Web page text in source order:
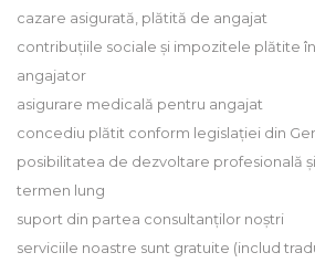
cazare asigurată, plătită de angajat
contribuțiile sociale și impozitele plătite
angajator
asigurare medicală pentru angajat
concediu plătit conform legislației din
posibilitatea de dezvoltare profesională
termen lung
suport din partea consultanților noștri
serviciile noastre sunt gratuite (includ